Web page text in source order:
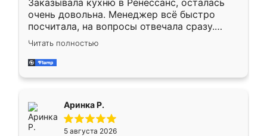
Заказывала кухню в Ренессанс, осталась
очень довольна. Менеджер всё быстро
посчитала, на вопросы отвечала сразу.
Замерщик приехал в субботу, подошёл к
делу со всей ответственностью. Собрали
за день, ребята работали аккуратно, даже
Читать полностью
Аринка Р.
5 августа 2026